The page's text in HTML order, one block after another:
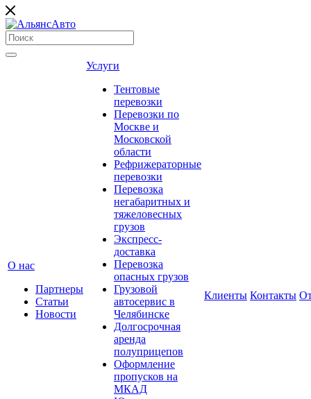
О нас
Партнеры
Статьи
Новости
Услуги
Тентовые
перевозки
Перевозки по
Москве и
Московской
области
Рефрижераторные
перевозки
Перевозка
негабаритных и
тяжеловесных
грузов
Экспресс-
доставка
Перевозка
опасных грузов
Грузовой
автосервис в
Челябинске
Долгосрочная
аренда
полуприцепов
Оформление
пропусков на
МКАД
Клиенты Контакты